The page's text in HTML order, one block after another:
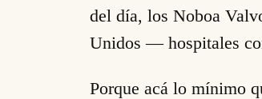
del día, los Noboa
Unidos — hospitales
Porque acá lo mínimo